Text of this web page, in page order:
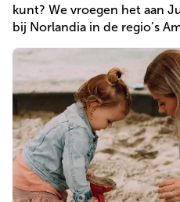
Praktische informatie
Direct inschrijven
kunt? We vroegen het aan